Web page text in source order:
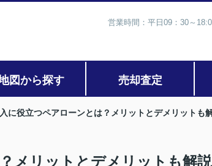
営業時間：平日09：30～
図から探す 売却査定
に役立つペアローンとは？メリットとデメリットも
メリットとデメリットも解説